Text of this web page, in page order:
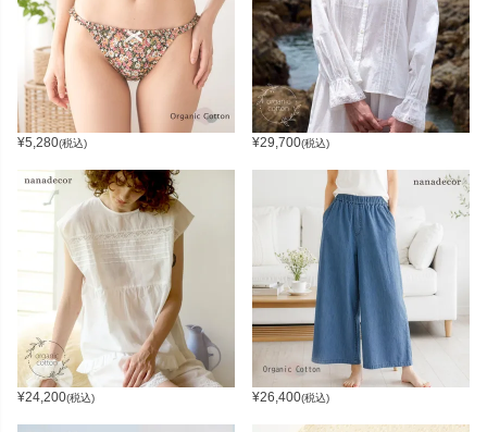
¥5,280(税込) ¥29,700(税込)
¥24,200(税込) ¥26,400(税込)